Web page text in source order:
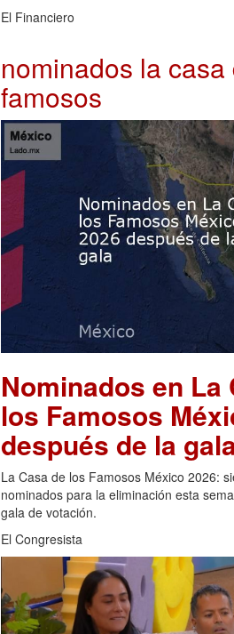
El Financiero
nominados la casa
famosos
Nominados en La
los Famosos
después de la
La Casa de los Famosos México 2026:
nominados para la eliminación esta
gala de votación.
El Congresista